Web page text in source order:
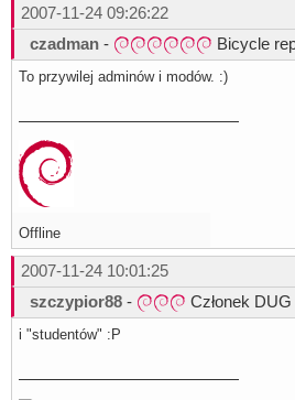
2007-11-24 09:26:22
czadman - Bicycle
To przywilej adminów i modów. :)
Offline
2007-11-24 10:01:25
szczypior88 - Członek DUG
i "studentów" :P